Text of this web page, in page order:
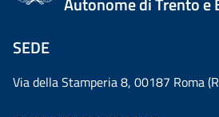
SEDE
Via della Stamperia 8, 00187 Roma